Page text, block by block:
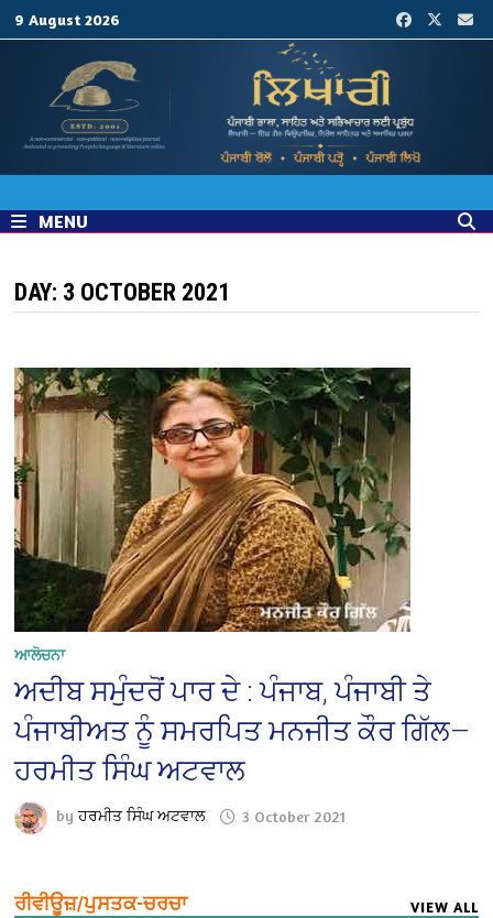
9 August 2026
MENU
DAY: 3 OCTOBER 2021
ਆਲੋਚਨਾ
ਅਦੀਬ ਸਮੁੰਦਰੋਂ ਪਾਰ ਦੇ : ਪੰਜਾਬ, ਪੰਜਾਬੀ ਤੇ
ਪੰਜਾਬੀਅਤ ਨੂੰ ਸਮਰਪਿਤ ਮਨਜੀਤ ਕੌਰ ਗਿੱਲ—
ਹਰਮੀਤ ਸਿੰਘ ਅਟਵਾਲ
byਹਰਮੀਤ ਸਿੰਘ ਅਟਵਾਲ 3 October 2021
ਰੀਵੀਊਜ਼/ਪੁਸਤਕ-ਚਰਚਾ VIEW ALL